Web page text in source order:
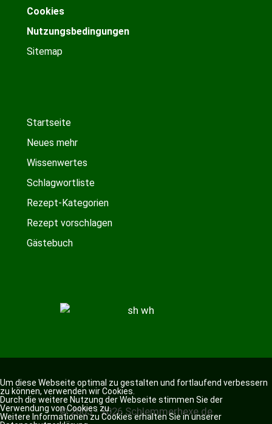
Cookies
Nutzungsbedingungen
Sitemap
Startseite
Neues mehr
Wissenwertes
Schlagwortliste
Rezept-Kategorien
Rezept vorschlagen
Gästebuch
© 2003 - 2026 Schlemmerhexe.de
Um diese Webseite optimal zu gestalten und fortlaufend verbessern
zu können, verwenden wir Cookies.
Durch die weitere Nutzung der Webseite stimmen Sie der
Verwendung von Cookies zu.
Weitere Informationen zu Cookies erhalten Sie in unserer